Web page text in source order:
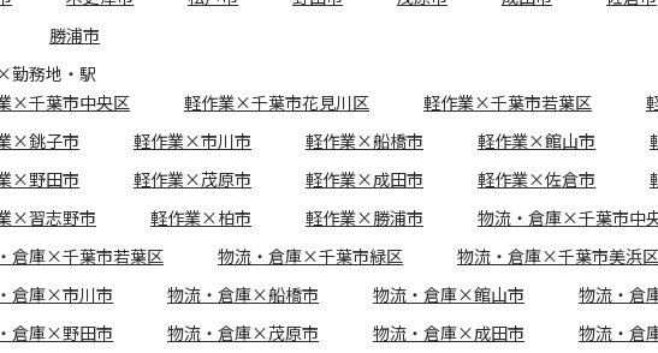
勝浦市
勤務地・駅
×千葉市中央区
軽作業×千葉市花見川区 軽作業×千葉市若葉区
×銚子市
軽作業×市川市 軽作業×船橋市 軽作業×館山市
×野田市
軽作業×茂原市 軽作業×成田市 軽作業×佐倉市
×習志野市
軽作業×柏市 軽作業×勝浦市 物流・倉庫×千葉市中
倉庫×千葉市若葉区
物流・倉庫×千葉市緑区 物流・倉庫×千葉市美浜区
倉庫×市川市
物流・倉庫×船橋市 物流・倉庫×館山市 物流・倉
倉庫×野田市
物流・倉庫×茂原市 物流・倉庫×成田市 物流・倉